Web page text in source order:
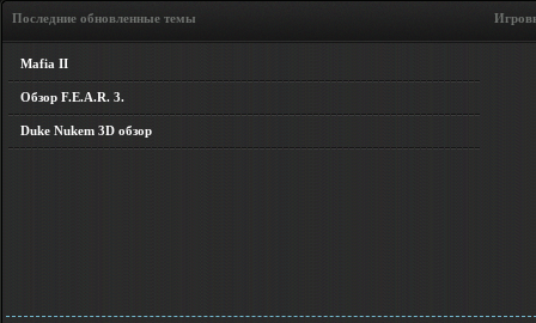
Последние обновленные темы Игровые
Mafia II
Обзор F.E.A.R. 3.
Duke Nukem 3D обзор